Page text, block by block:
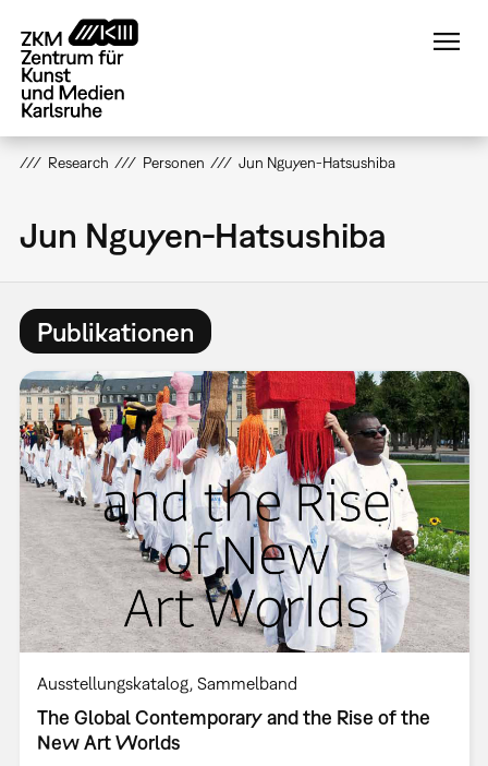
zum
Inhalt
Research Personen Jun Nguyen-Hatsushiba
Jun Nguyen-Hatsushiba
Publikationen
Ausstellungskatalog Sammelband
The Global Contemporary and the Rise of the
New Art Worlds